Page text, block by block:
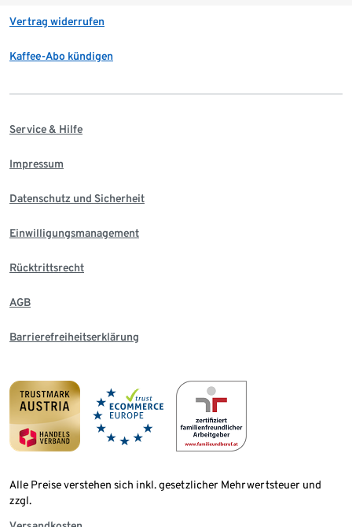
Vertrag widerrufen
Kaffee-Abo kündigen
Service & Hilfe
Impressum
Datenschutz und Sicherheit
Einwilligungsmanagement
Rücktrittsrecht
AGB
Barrierefreiheitserklärung
Alle Preise verstehen sich inkl. gesetzlicher Mehrwertsteuer und
zzgl.